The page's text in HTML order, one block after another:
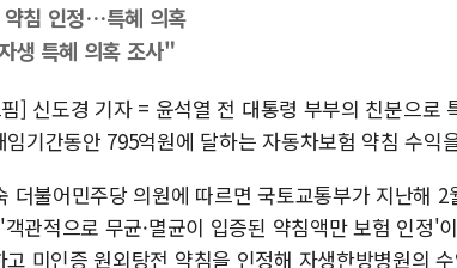
뉴욕
트럼프
특정
약침 인정…특혜 의혹
생 특혜 의혹 조사"
] 신도경 기자 = 윤석열 전 대통령 부부의 친분으로
임기간동안 795억원에 달하는 자동차보험 약침 수익
더불어민주당 의원에 따르면 국토교통부가 지난해
관적으로 무균·멸균이 입증된 약침액만 보험 인정'
고 미인증 원외탕전 약침을 인정해 자생한방병원의